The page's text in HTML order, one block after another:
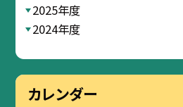
2025年度
2024年度
カレンダー